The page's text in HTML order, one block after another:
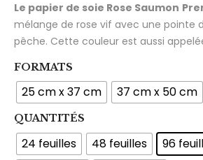
Le papier de soie Rose Saumon
mélange de rose vif avec une pointe
pêche. Cette couleur est aussi
FORMATS
25 cm x 37 cm 37 cm x 50 cm
QUANTITÉS
24 feuilles 48 feuilles
96